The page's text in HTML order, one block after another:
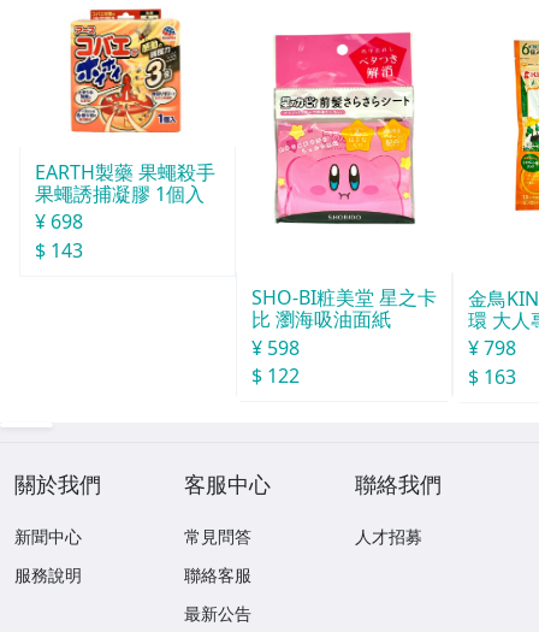
EARTH製藥 果蠅殺手
果蠅誘捕凝膠 1個入
¥ 698
$ 143
SHO-BI粧美堂 星之卡
比 瀏海吸油面紙
¥ 598
$ 122
金鳥
環 大人
¥ 798
$ 163
關於我們
新聞中心
服務說明
客服中心
常見問答
聯絡客服
最新公告
聯絡我們
人才招募